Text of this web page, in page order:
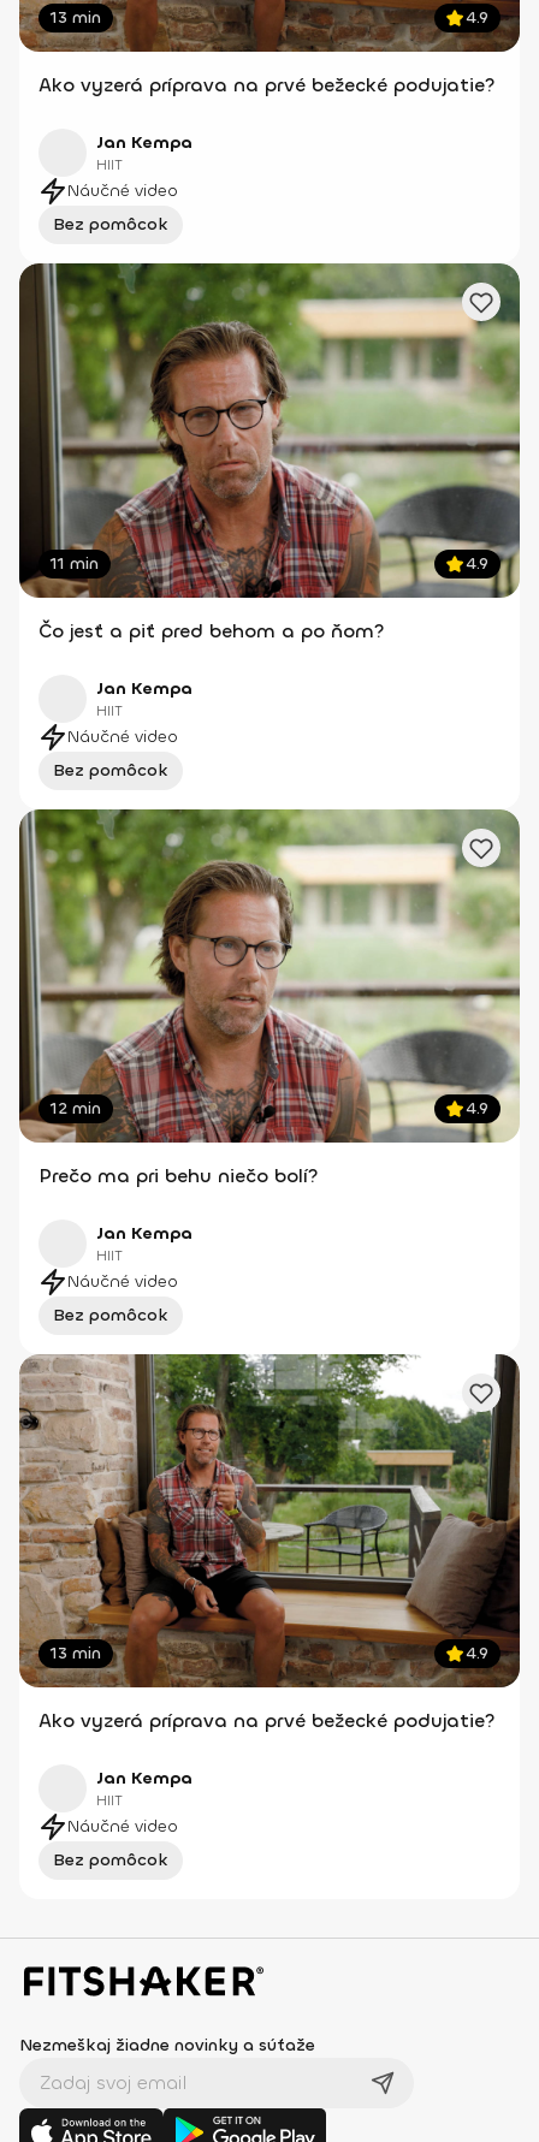
13 min 4.9
Ako vyzerá príprava na prvé bežecké podujatie?
Jan Kempa
HIIT
Náučné video
Bez pomôcok
11 min 4.9
Čo jesť a piť pred behom a po ňom?
Jan Kempa
HIIT
Náučné video
Bez pomôcok
12 min 4.9
Prečo ma pri behu niečo bolí?
Jan Kempa
HIIT
Náučné video
Bez pomôcok
13 min 4.9
Ako vyzerá príprava na prvé bežecké podujatie?
Jan Kempa
HIIT
Náučné video
Bez pomôcok
Nezmeškaj žiadne novinky a súťaže